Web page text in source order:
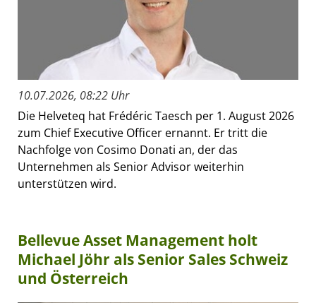
10.07.2026, 08:22 Uhr
Die Helveteq hat Frédéric Taesch per 1. August 2026
zum Chief Executive Officer ernannt. Er tritt die
Nachfolge von Cosimo Donati an, der das
Unternehmen als Senior Advisor weiterhin
unterstützen wird.
Bellevue Asset Management holt
Michael Jöhr als Senior Sales Schweiz
und Österreich